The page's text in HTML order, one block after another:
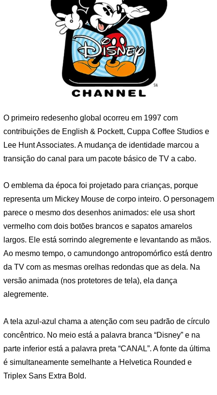
O primeiro redesenho global ocorreu em 1997 com
contribuições de English & Pockett, Cuppa Coffee Studios e
Lee Hunt Associates. A mudança de identidade marcou a
transição do canal para um pacote básico de TV a cabo.
O emblema da época foi projetado para crianças, porque
representa um Mickey Mouse de corpo inteiro. O personagem
parece o mesmo dos desenhos animados: ele usa short
vermelho com dois botões brancos e sapatos amarelos
largos. Ele está sorrindo alegremente e levantando as mãos.
Ao mesmo tempo, o camundongo antropomórfico está dentro
da TV com as mesmas orelhas redondas que as dela. Na
versão animada (nos protetores de tela), ela dança
alegremente.
A tela azul-azul chama a atenção com seu padrão de círculo
concêntrico. No meio está a palavra branca “Disney” e na
parte inferior está a palavra preta “CANAL”. A fonte da última
é simultaneamente semelhante a Helvetica Rounded e
Triplex Sans Extra Bold.